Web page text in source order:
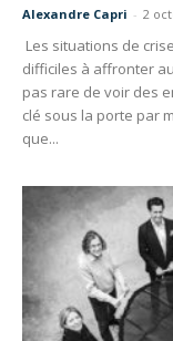
Alexandre Capri - 2
Les situations de
difficiles à affronter
pas rare de voir des
clé sous la porte par
que...